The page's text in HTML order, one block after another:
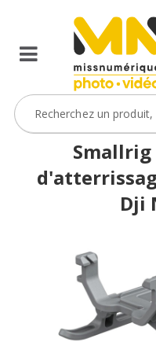
Dji